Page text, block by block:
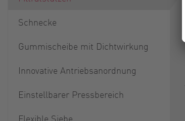
Schnecke
Gummischeibe mit Dichtwirkung
Innovative Antriebsanordnung
Einstellbarer Pressbereich
Flexible Siebe